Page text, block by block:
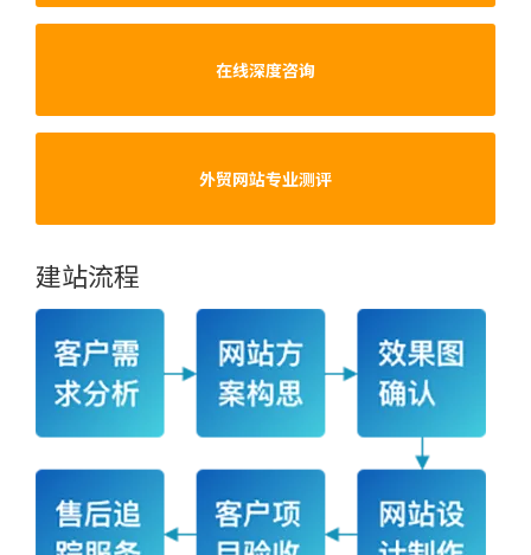
在线深度咨询
外贸网站专业测评
建站流程